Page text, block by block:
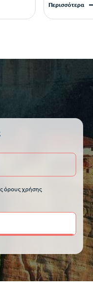
Περισσότερα
όρους χρήσης